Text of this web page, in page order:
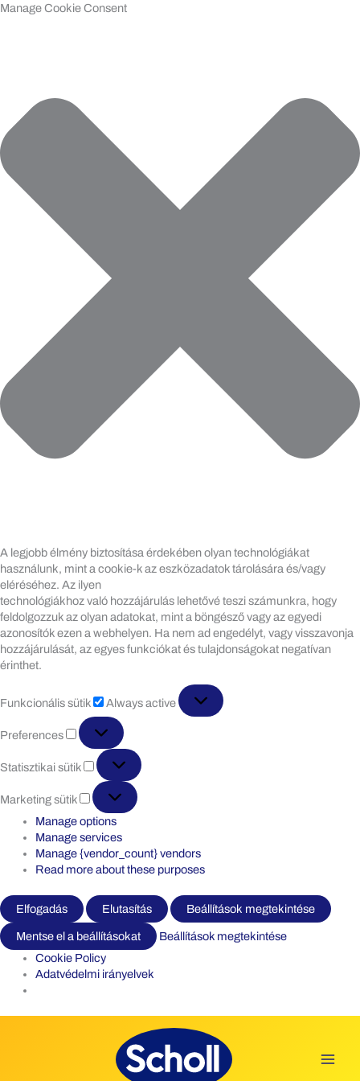
Manage Cookie Consent
A legjobb élmény biztosítása érdekében olyan technológiákat
használunk, mint a cookie-k az eszközadatok tárolására és/vagy
eléréséhez. Az ilyen
technológiákhoz való hozzájárulás lehetővé teszi számunkra, hogy
feldolgozzuk az olyan adatokat, mint a böngésző vagy az egyedi
azonosítók ezen a webhelyen. Ha nem ad engedélyt, vagy visszavonja
hozzájárulását, az egyes funkciókat és tulajdonságokat negatívan
érinthet.
Funkcionális sütik
sütik
Always active
Preferences
Preferences
Statisztikai sütik
Statisztikai
sütik
Marketing sütik
Marketing
sütik
Manage options
Manage services
Manage {vendor_count} vendors
Read more about these purposes
Elfogadás Elutasítás Beállítások megtekintése
Mentse el a beállításokat
Beállítások megtekintése
Cookie Policy
Adatvédelmi irányelvek